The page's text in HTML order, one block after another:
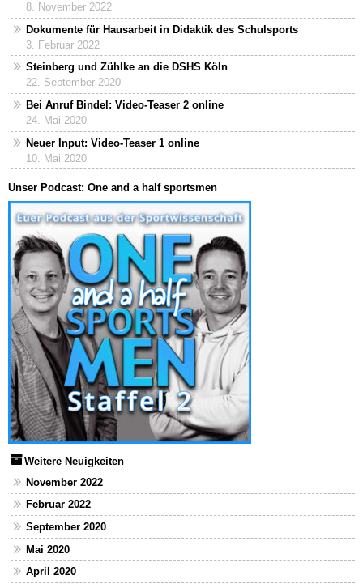
8. November 2022
Dokumente für Hausarbeit in Didaktik des Schulsports
3. Februar 2022
Steinberg und Zühlke an die DSHS Köln
22. September 2020
Bei Anruf Bindel: Video-Teaser 2 online
24. Mai 2020
Neuer Input: Video-Teaser 1 online
10. Mai 2020
Unser Podcast: One and a half sportsmen
Weitere Neuigkeiten
November 2022
Februar 2022
September 2020
Mai 2020
April 2020